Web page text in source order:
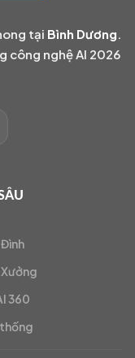
tại Bình Dương
công nghệ AI 2026
360